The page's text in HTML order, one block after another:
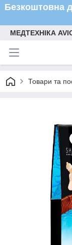
Безкоштовна
МЕДТЕХНІКА
Товари та